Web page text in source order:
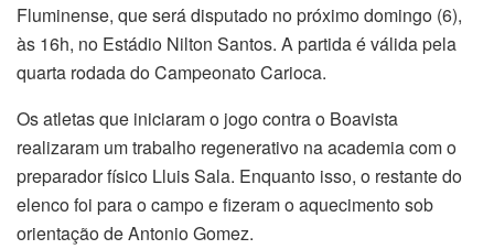
Fluminense, que será disputado no próximo domingo (6),
às 16h, no Estádio Nilton Santos. A partida é válida pela
quarta rodada do Campeonato Carioca.
Os atletas que iniciaram o jogo contra o Boavista
realizaram um trabalho regenerativo na academia com o
preparador físico Lluis Sala. Enquanto isso, o restante do
elenco foi para o campo e fizeram o aquecimento sob
orientação de Antonio Gomez.